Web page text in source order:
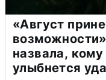
«Август
назвала, кому
улыбнется